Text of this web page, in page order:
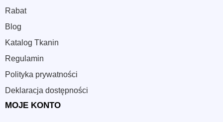
Rabat
Blog
Katalog Tkanin
Regulamin
Polityka prywatności
Deklaracja dostępności
MOJE KONTO